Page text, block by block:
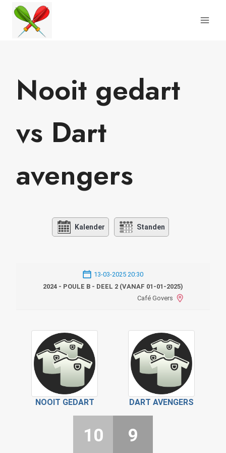
Doorgaan
naar
inhoud
Nooit gedart
vs Dart
avengers
Kalender Standen
13-03-2025 20:30
2024 - POULE B - DEEL 2 (VANAF 01-01-2025)
Café Govers
NOOIT GEDART DART AVENGERS
10 9